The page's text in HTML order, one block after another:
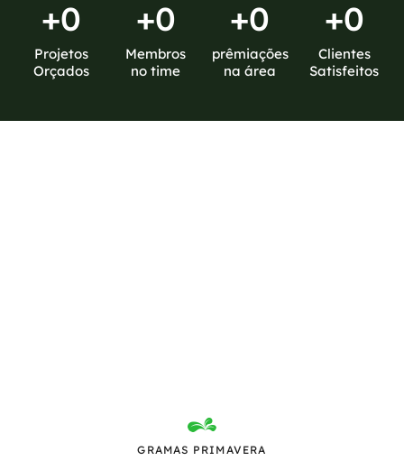
+0
Projetos
Orçados
+0
Membros
no time
+0
prêmiações
na área
+0
Clientes
Satisfeitos
GRAMAS PRIMAVERA